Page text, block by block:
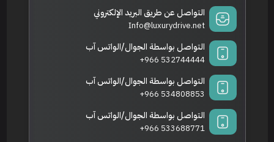
التواصل عن طريق البريد الإلكتروني
Info@luxurydrive.net
التواصل بواسطة الجوال/الواتس آب
+966 532744444
التواصل بواسطة الجوال/الواتس آب
+966 534808853
التواصل بواسطة الجوال/الواتس آب
+966 533688771